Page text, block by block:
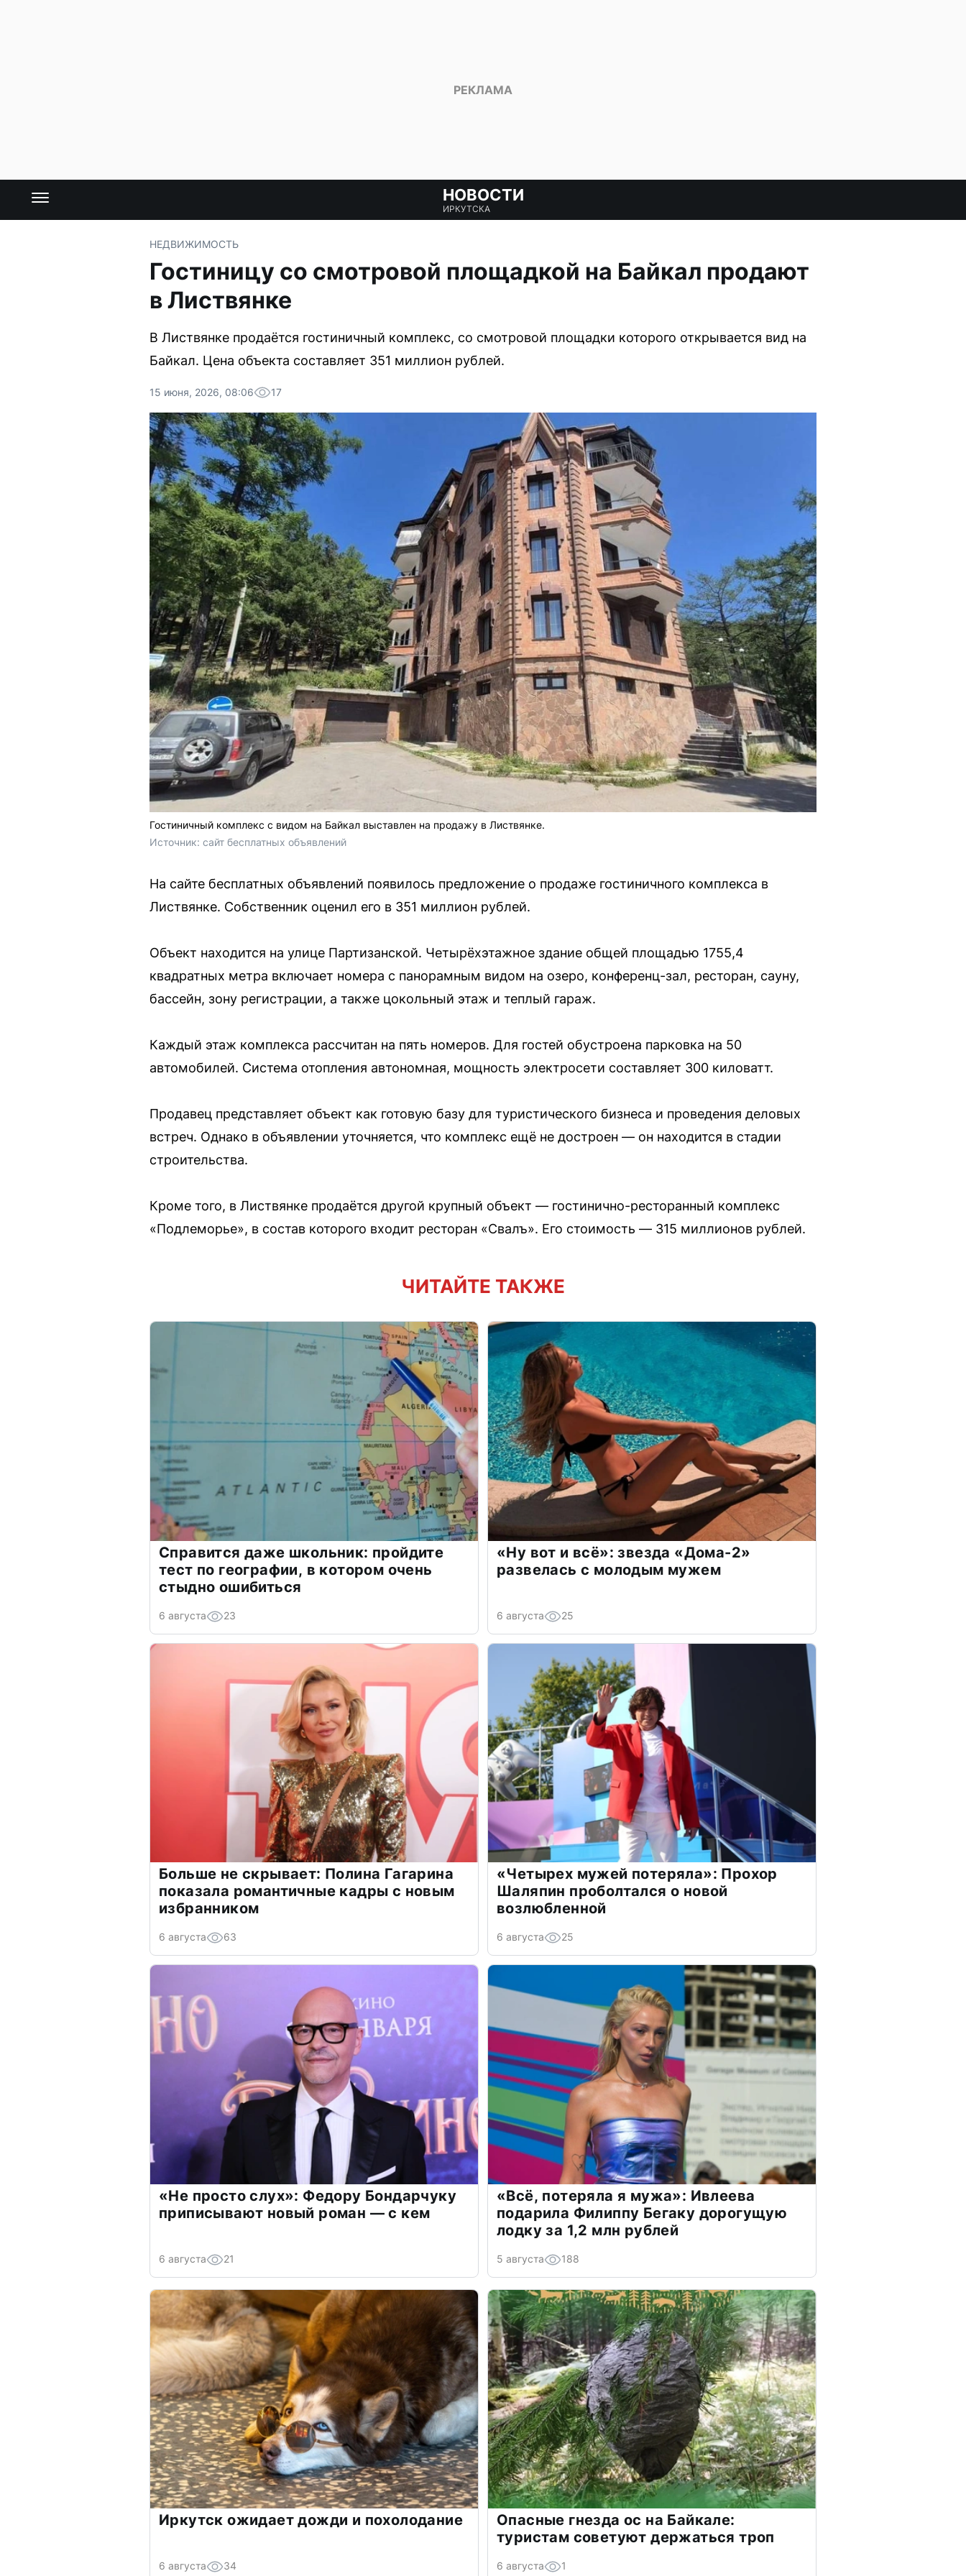
НОВОСТИ
ИРКУТСКА
НЕДВИЖИМОСТЬ
Гостиницу со смотровой площадкой на Байкал продают
в Листвянке
В Листвянке продаётся гостиничный комплекс, со смотровой площадки которого открывается вид на
Байкал. Цена объекта составляет 351 миллион рублей.
15 июня, 2026, 08:06 17
Гостиничный комплекс с видом на Байкал выставлен на продажу в Листвянке.
Источник: сайт бесплатных объявлений
На сайте бесплатных объявлений появилось предложение о продаже гостиничного комплекса в
Листвянке. Собственник оценил его в 351 миллион рублей.
Объект находится на улице Партизанской. Четырёхэтажное здание общей площадью 1755,4
квадратных метра включает номера с панорамным видом на озеро, конференц-зал, ресторан, сауну,
бассейн, зону регистрации, а также цокольный этаж и теплый гараж.
Каждый этаж комплекса рассчитан на пять номеров. Для гостей обустроена парковка на 50
автомобилей. Система отопления автономная, мощность электросети составляет 300 киловатт.
Продавец представляет объект как готовую базу для туристического бизнеса и проведения деловых
встреч. Однако в объявлении уточняется, что комплекс ещё не достроен — он находится в стадии
строительства.
Кроме того, в Листвянке продаётся другой крупный объект — гостинично-ресторанный комплекс
«Подлеморье», в состав которого входит ресторан «Свалъ». Его стоимость — 315 миллионов рублей.
ЧИТАЙТЕ ТАКЖЕ
Справится даже школьник: пройдите
тест по географии, в котором очень
стыдно ошибиться
6 августа 23
«Ну вот и всё»: звезда «Дома-2»
развелась с молодым мужем
6 августа 25
Больше не скрывает: Полина Гагарина
показала романтичные кадры с новым
избранником
6 августа 63
«Четырех мужей потеряла»: Прохор
Шаляпин проболтался о новой
возлюбленной
6 августа 25
«Не просто слух»: Федору Бондарчуку
приписывают новый роман — с кем
6 августа 21
«Всё, потеряла я мужа»: Ивлеева
подарила Филиппу Бегаку дорогущую
лодку за 1,2 млн рублей
5 августа 188
Иркутск ожидает дожди и похолодание
6 августа 34
Опасные гнезда ос на Байкале:
туристам советуют держаться троп
6 августа 1